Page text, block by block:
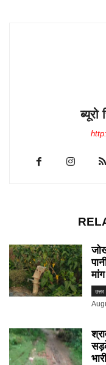
ब्यूरो
मांग